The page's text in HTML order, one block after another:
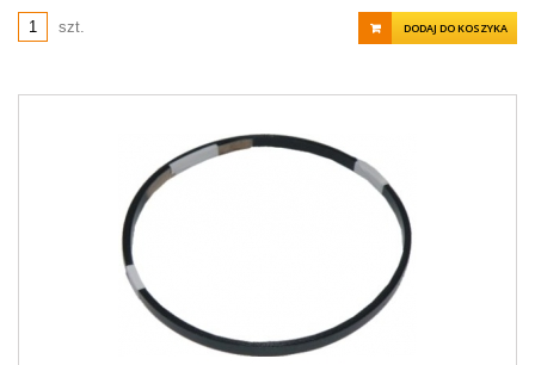
szt. DODAJ DO KOSZYKA